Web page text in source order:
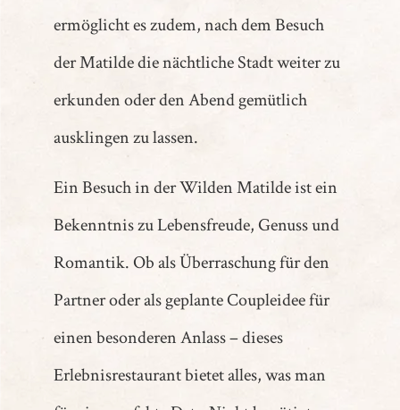
ermöglicht es zudem, nach dem Besuch
der Matilde die nächtliche Stadt weiter zu
erkunden oder den Abend gemütlich
ausklingen zu lassen.
Ein Besuch in der Wilden Matilde ist ein
Bekenntnis zu Lebensfreude, Genuss und
Romantik. Ob als Überraschung für den
Partner oder als geplante Coupleidee für
einen besonderen Anlass – dieses
Erlebnisrestaurant bietet alles, was man